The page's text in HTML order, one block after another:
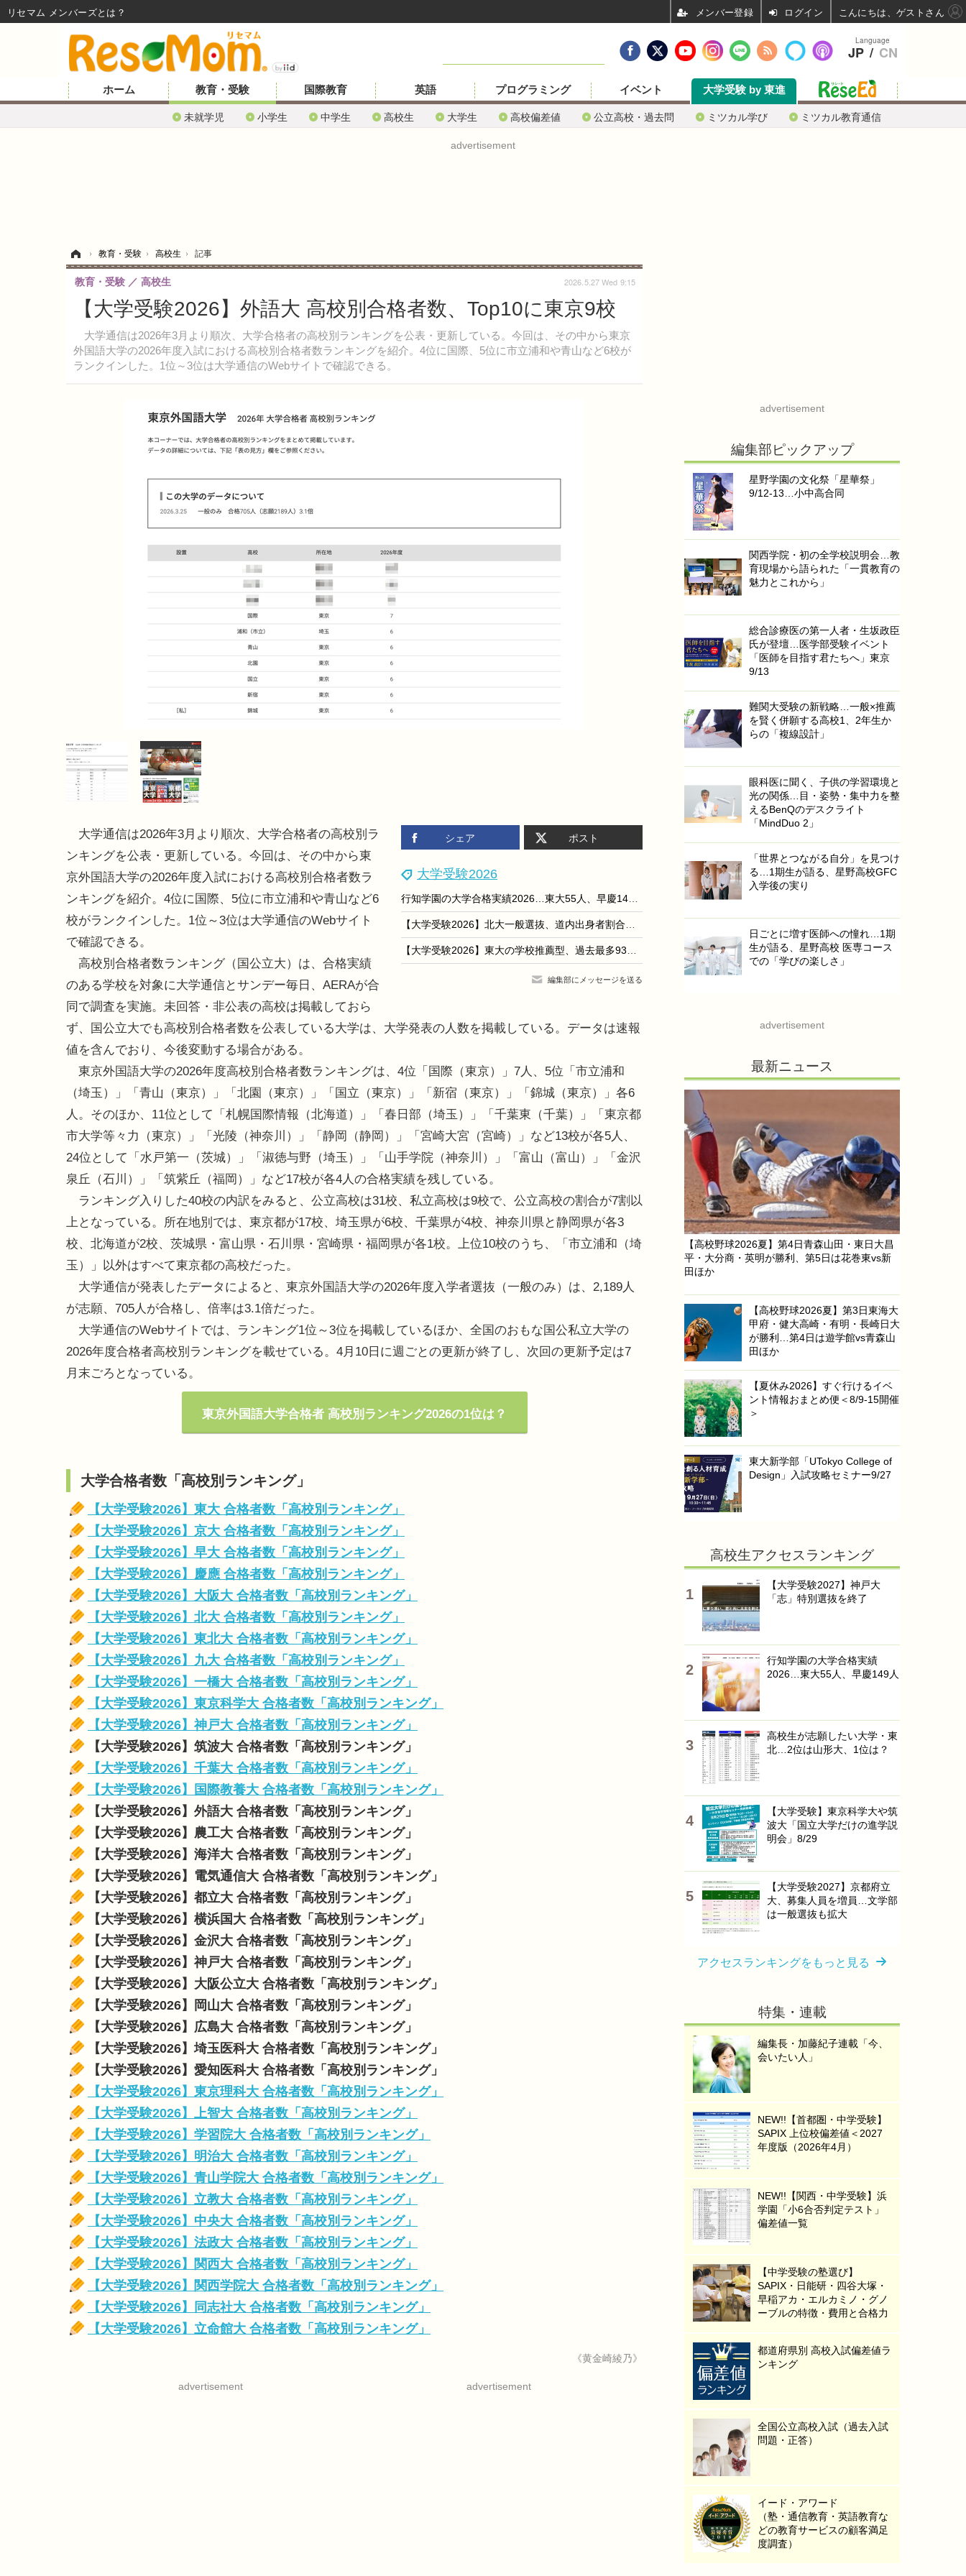
ホーム 教育・受験
未就学児 小学生 中学生 高校生 大学生 高校偏差値 公立高校・過去問 ミツカル学び ミツカル教育通信
国際教育 英語 プログラミング イベント 大学受験 by 東進
advertisement
› 教育・受験 › 高校生 › 記事
【大学受験2026】外語大 高校別合格者数、Top10に東京9校
大学通信は2026年3月より順次、大学合格者の高校別ランキングを公表・更新している。今回は、その中から東京
外国語大学の2026年度入試における高校別合格者数ランキングを紹介。4位に国際、5位に市立浦和や青山など6校が
ランクインした。1位～3位は大学通信のWebサイトで確認できる。
教育・受験 高校生 2026.5.27 Wed 9:15
シェア ポスト
大学受験2026
行知学園の大学合格実績2026…東大55人、早慶149人
【大学受験2026】北大一般選抜、道内出身者割合は前期33.4％…過去10年で2番目の低さ
【大学受験2026】東大の学校推薦型、過去最多93人合格…女子比率は高水準を維持
編集部にメッセージを送る
大学通信は2026年3月より順次、大学合格者の高校別ラ
ンキングを公表・更新している。今回は、その中から東
京外国語大学の2026年度入試における高校別合格者数ラ
ンキングを紹介。4位に国際、5位に市立浦和や青山など6
校がランクインした。1位～3位は大学通信のWebサイト
で確認できる。
高校別合格者数ランキング（国公立大）は、合格実績
のある学校を対象に大学通信とサンデー毎日、AERAが合
同で調査を実施。未回答・非公表の高校は掲載しておら
ず、国公立大でも高校別合格者数を公表している大学は、大学発表の人数を掲載している。データは速報
値を含んでおり、今後変動する場合がある。
東京外国語大学の2026年度高校別合格者数ランキングは、4位「国際（東京）」7人、5位「市立浦和
（埼玉）」「青山（東京）」「北園（東京）」「国立（東京）」「新宿（東京）」「錦城（東京）」各6
人。そのほか、11位として「札幌国際情報（北海道）」「春日部（埼玉）」「千葉東（千葉）」「東京都
市大学等々力（東京）」「光陵（神奈川）」「静岡（静岡）」「宮崎大宮（宮崎）」など13校が各5人、
24位として「水戸第一（茨城）」「淑徳与野（埼玉）」「山手学院（神奈川）」「富山（富山）」「金沢
泉丘（石川）」「筑紫丘（福岡）」など17校が各4人の合格実績を残している。
ランキング入りした40校の内訳をみると、公立高校は31校、私立高校は9校で、公立高校の割合が7割以
上となっている。所在地別では、東京都が17校、埼玉県が6校、千葉県が4校、神奈川県と静岡県が各3
校、北海道が2校、茨城県・富山県・石川県・宮崎県・福岡県が各1校。上位10校のうち、「市立浦和（埼
玉）」以外はすべて東京都の高校だった。
大学通信が発表したデータによると、東京外国語大学の2026年度入学者選抜（一般のみ）は、2,189人
が志願、705人が合格し、倍率は3.1倍だった。
大学通信のWebサイトでは、ランキング1位～3位を掲載しているほか、全国のおもな国公私立大学の
2026年度合格者高校別ランキングを載せている。4月10日に週ごとの更新が終了し、次回の更新予定は7
月末ごろとなっている。
東京外国語大学合格者 高校別ランキング2026の1位は？
大学合格者数「高校別ランキング」
【大学受験2026】東大 合格者数「高校別ランキング」
【大学受験2026】京大 合格者数「高校別ランキング」
【大学受験2026】早大 合格者数「高校別ランキング」
【大学受験2026】慶應 合格者数「高校別ランキング」
【大学受験2026】大阪大 合格者数「高校別ランキング」
【大学受験2026】北大 合格者数「高校別ランキング」
【大学受験2026】東北大 合格者数「高校別ランキング」
【大学受験2026】九大 合格者数「高校別ランキング」
【大学受験2026】一橋大 合格者数「高校別ランキング」
【大学受験2026】東京科学大 合格者数「高校別ランキング」
【大学受験2026】神戸大 合格者数「高校別ランキング」
【大学受験2026】筑波大 合格者数「高校別ランキング」
【大学受験2026】千葉大 合格者数「高校別ランキング」
【大学受験2026】国際教養大 合格者数「高校別ランキング」
【大学受験2026】外語大 合格者数「高校別ランキング」
【大学受験2026】農工大 合格者数「高校別ランキング」
【大学受験2026】海洋大 合格者数「高校別ランキング」
【大学受験2026】電気通信大 合格者数「高校別ランキング」
【大学受験2026】都立大 合格者数「高校別ランキング」
【大学受験2026】横浜国大 合格者数「高校別ランキング」
【大学受験2026】金沢大 合格者数「高校別ランキング」
【大学受験2026】神戸大 合格者数「高校別ランキング」
【大学受験2026】大阪公立大 合格者数「高校別ランキング」
【大学受験2026】岡山大 合格者数「高校別ランキング」
【大学受験2026】広島大 合格者数「高校別ランキング」
【大学受験2026】埼玉医科大 合格者数「高校別ランキング」
【大学受験2026】愛知医科大 合格者数「高校別ランキング」
【大学受験2026】東京理科大 合格者数「高校別ランキング」
【大学受験2026】上智大 合格者数「高校別ランキング」
【大学受験2026】学習院大 合格者数「高校別ランキング」
【大学受験2026】明治大 合格者数「高校別ランキング」
【大学受験2026】青山学院大 合格者数「高校別ランキング」
【大学受験2026】立教大 合格者数「高校別ランキング」
【大学受験2026】中央大 合格者数「高校別ランキング」
【大学受験2026】法政大 合格者数「高校別ランキング」
【大学受験2026】関西大 合格者数「高校別ランキング」
【大学受験2026】関西学院大 合格者数「高校別ランキング」
【大学受験2026】同志社大 合格者数「高校別ランキング」
【大学受験2026】立命館大 合格者数「高校別ランキング」
《黄金崎綾乃》
advertisement advertisement
advertisement
編集部ピックアップ
星野学園の文化祭「星華祭」
9/12-13…小中高合同
関西学院・初の全学校説明会…教
育現場から語られた「一貫教育の
魅力とこれから」
総合診療医の第一人者・生坂政臣
氏が登壇…医学部受験イベント
「医師を目指す君たちへ」東京
9/13
難関大受験の新戦略…一般×推薦
を賢く併願する高校1、2年生か
らの「複線設計」
眼科医に聞く、子供の学習環境と
光の関係…目・姿勢・集中力を整
えるBenQのデスクライト
「MindDuo 2」
「世界とつながる自分」を見つけ
る…1期生が語る、星野高校GFC
入学後の実り
日ごとに増す医師への憧れ…1期
生が語る、星野高校 医専コース
での「学びの楽しさ」
advertisement
最新ニュース
【高校野球2026夏】第4日青森山田・東日大昌
平・大分商・英明が勝利、第5日は花巻東vs新
田ほか
【高校野球2026夏】第3日東海大
甲府・健大高崎・有明・長崎日大
が勝利…第4日は遊学館vs青森山
田ほか
【夏休み2026】すぐ行けるイベ
ント情報おまとめ便＜8/9-15開催
＞
東大新学部「UTokyo College of
Design」入試攻略セミナー9/27
高校生アクセスランキング
【大学受験2027】神戸大
「志」特別選抜を終了
行知学園の大学合格実績
2026…東大55人、早慶149人
高校生が志願したい大学・東
北…2位は山形大、1位は？
【大学受験】東京科学大や筑
波大「国立大学だけの進学説
明会」8/29
【大学受験2027】京都府立
大、募集人員を増員…文学部
は一般選抜も拡大
アクセスランキングをもっと見る
特集・連載
編集長・加藤紀子連載「今、
会いたい人」
NEW!!【首都圏・中学受験】
SAPIX 上位校偏差値＜2027
年度版（2026年4月）
NEW!!【関西・中学受験】浜
学園「小6合否判定テスト」
偏差値一覧
【中学受験の塾選び】
SAPIX・日能研・四谷大塚・
早稲アカ・エルカミノ・グノ
ーブルの特徴・費用と合格力
都道府県別 高校入試偏差値ラ
ンキング
全国公立高校入試（過去入試
問題・正答）
イード・アワード
（塾・通信教育・英語教育な
どの教育サービスの顧客満足
度調査）
Language
JP / CN
リセマム メンバーズ ログイン こんにちは、ゲストさん